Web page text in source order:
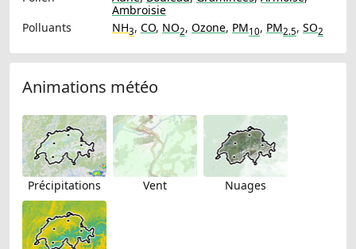
Ambroisie
Polluants
NH3, CO, NO2, Ozone, PM10, PM2.5, SO2
Animations météo
Précipitations Vent Nuages